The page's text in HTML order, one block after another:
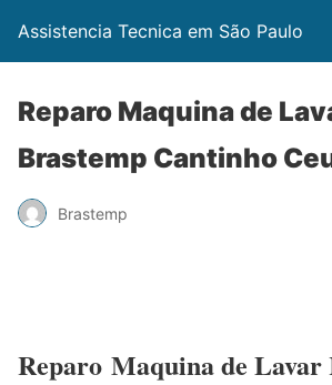
Assistencia Tecnica em São Paulo
Reparo Maquina de
Brastemp Cantinho
Brastemp
Reparo Maquina de Lavar